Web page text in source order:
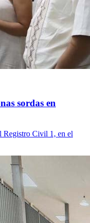
sordas en
Registro Civil 1, en el